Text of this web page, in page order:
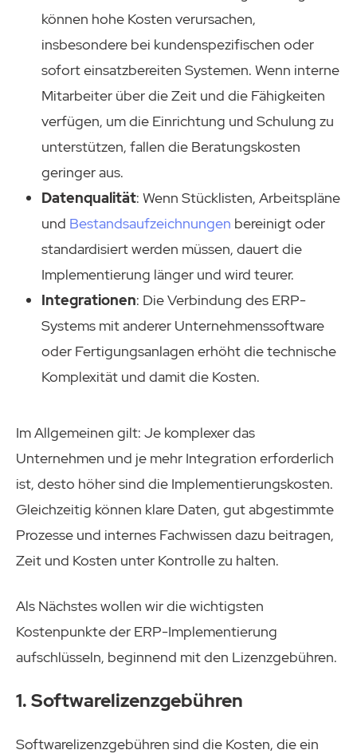
können hohe Kosten verursachen,
insbesondere bei kundenspezifischen oder
sofort einsatzbereiten Systemen. Wenn interne
Mitarbeiter über die Zeit und die Fähigkeiten
verfügen, um die Einrichtung und Schulung zu
unterstützen, fallen die Beratungskosten
geringer aus.
Datenqualität: Wenn Stücklisten, Arbeitspläne
und Bestandsaufzeichnungen bereinigt oder
standardisiert werden müssen, dauert die
Implementierung länger und wird teurer.
Integrationen: Die Verbindung des ERP-
Systems mit anderer Unternehmenssoftware
oder Fertigungsanlagen erhöht die technische
Komplexität und damit die Kosten.
Im Allgemeinen gilt: Je komplexer das
Unternehmen und je mehr Integration erforderlich
ist, desto höher sind die Implementierungskosten.
Gleichzeitig können klare Daten, gut abgestimmte
Prozesse und internes Fachwissen dazu beitragen,
Zeit und Kosten unter Kontrolle zu halten.
Als Nächstes wollen wir die wichtigsten
Kostenpunkte der ERP-Implementierung
aufschlüsseln, beginnend mit den Lizenzgebühren.
1. Softwarelizenzgebühren
Softwarelizenzgebühren sind die Kosten, die ein